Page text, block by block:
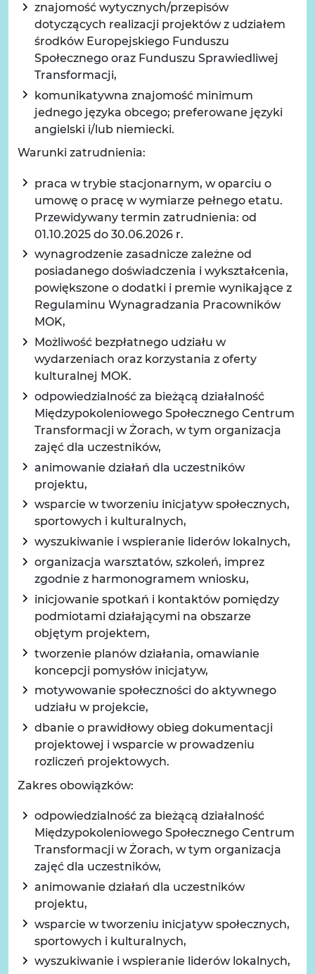
znajomość wytycznych/przepisów
dotyczących realizacji projektów z udziałem
środków Europejskiego Funduszu
Społecznego oraz Funduszu Sprawiedliwej
Transformacji,
komunikatywna znajomość minimum
jednego języka obcego; preferowane języki
angielski i/lub niemiecki.
Warunki zatrudnienia:
praca w trybie stacjonarnym, w oparciu o
umowę o pracę w wymiarze pełnego etatu.
Przewidywany termin zatrudnienia: od
01.10.2025 do 30.06.2026 r.
wynagrodzenie zasadnicze zależne od
posiadanego doświadczenia i wykształcenia,
powiększone o dodatki i premie wynikające z
Regulaminu Wynagradzania Pracowników
MOK,
Możliwość bezpłatnego udziału w
wydarzeniach oraz korzystania z oferty
kulturalnej MOK.
odpowiedzialność za bieżącą działalność
Międzypokoleniowego Społecznego Centrum
Transformacji w Żorach, w tym organizacja
zajęć dla uczestników,
animowanie działań dla uczestników
projektu,
wsparcie w tworzeniu inicjatyw społecznych,
sportowych i kulturalnych,
wyszukiwanie i wspieranie liderów lokalnych,
organizacja warsztatów, szkoleń, imprez
zgodnie z harmonogramem wniosku,
inicjowanie spotkań i kontaktów pomiędzy
podmiotami działającymi na obszarze
objętym projektem,
tworzenie planów działania, omawianie
koncepcji pomysłów inicjatyw,
motywowanie społeczności do aktywnego
udziału w projekcie,
dbanie o prawidłowy obieg dokumentacji
projektowej i wsparcie w prowadzeniu
rozliczeń projektowych.
Zakres obowiązków:
odpowiedzialność za bieżącą działalność
Międzypokoleniowego Społecznego Centrum
Transformacji w Żorach, w tym organizacja
zajęć dla uczestników,
animowanie działań dla uczestników
projektu,
wsparcie w tworzeniu inicjatyw społecznych,
sportowych i kulturalnych,
wyszukiwanie i wspieranie liderów lokalnych,